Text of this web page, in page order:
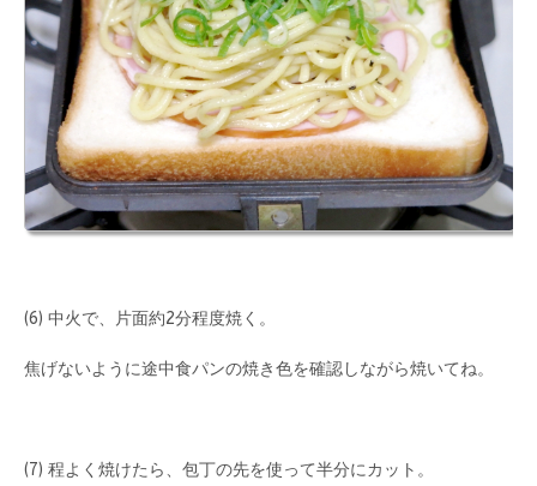
(6) 中火で、片面約2分程度焼く。
焦げないように途中食パンの焼き色を確認しながら焼いてね。
(7) 程よく焼けたら、包丁の先を使って半分にカット。